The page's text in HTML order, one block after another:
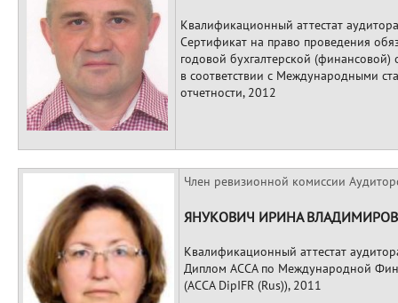
Квалификационный аттестат
Сертификат на право проведения
годовой бухгалтерской (финансовой)
в соответствии с Международными
отчетности, 2012
Член ревизионной комиссии
ЯНУКОВИЧ ИРИНА
Квалификационный аттестат
Диплом АССА по Международной
(ACCA DipIFR (Rus)), 2011